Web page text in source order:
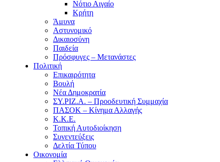
Νότιο Αιγαίο
Κρήτη
Άμυνα
Αστυνομικό
Δικαιοσύνη
Παιδεία
Πρόσφυγες – Μετανάστες
Πολιτική
Επικαιρότητα
Βουλή
Νέα Δημοκρατία
ΣΥ.ΡΙΖ.Α. – Προοδευτική Συμμαχία
ΠΑΣΟΚ – Κίνημα Αλλαγής
Κ.Κ.Ε.
Τοπική Αυτοδιοίκηση
Συνεντεύξεις
Δελτία Τύπου
Οικονομία